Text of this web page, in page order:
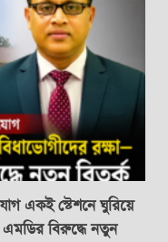
একই স্টেশনে ঘুরিয়ে
এমডির বিরুদ্ধে নতুন